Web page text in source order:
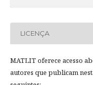
LICENÇA
MATLIT oferece acesso
autores que publicam